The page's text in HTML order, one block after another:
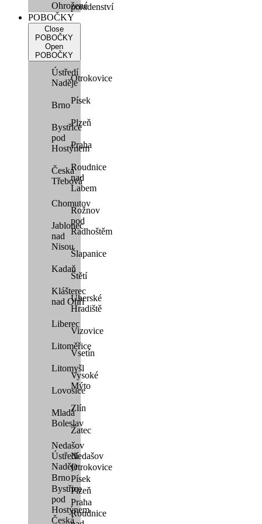
Ohroženéporadenství
POBOČKY
Close
POBOČKY
Open
POBOČKY
Ústředí
Naděje
Brno
Bystřice
pod
Hostýnem
Česká
Třebová
Chomutov
Jablonec
nad
Nisou
Kadaň
Klášterec
nad Ohří
Liberec
Litoměřice
Litomyšl
Lovosice
Mladá
Boleslav
Nedašov
Otrokovice
Písek
Plzeň
Praha
Roudnice
nad
Labem
Rožnov
pod
Radhoštěm
Šlapanice
Štětí
Uherské
Hradiště
Vizovice
Vsetín
Vysoké
Mýto
Zlín
Žatec
Ústředí
Naděje
Brno
Bystřice
pod
Hostýnem
Česká
Nedašov
Otrokovice
Písek
Plzeň
Praha
Roudnice